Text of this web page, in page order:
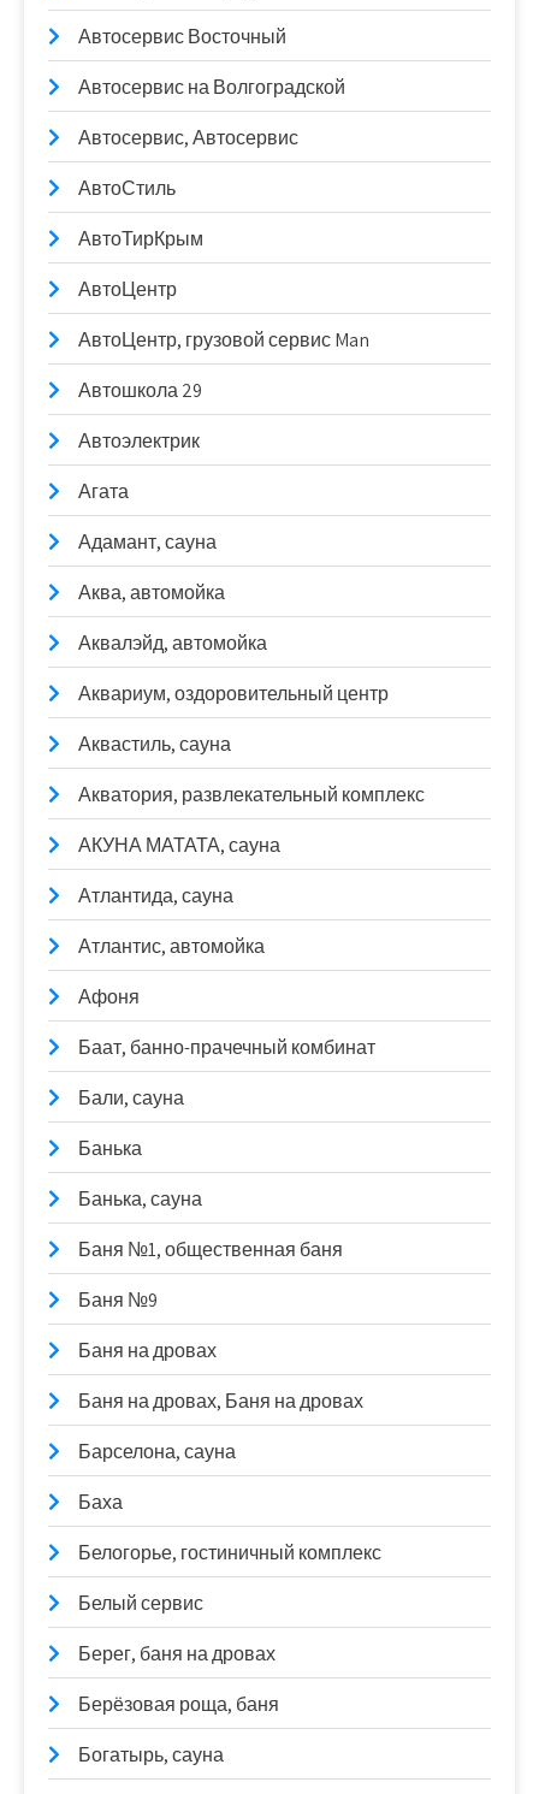
Автосервис Восточный
Автосервис на Волгоградской
Автосервис, Автосервис
АвтоСтиль
АвтоТирКрым
АвтоЦентр
АвтоЦентр, грузовой сервис Man
Автошкола 29
Автоэлектрик
Агата
Адамант, сауна
Аква, автомойка
Аквалэйд, автомойка
Аквариум, оздоровительный центр
Аквастиль, сауна
Акватория, развлекательный комплекс
АКУНА МАТАТА, сауна
Атлантида, сауна
Атлантис, автомойка
Афоня
Баат, банно-прачечный комбинат
Бали, сауна
Банька
Банька, сауна
Баня №1, общественная баня
Баня №9
Баня на дровах
Баня на дровах, Баня на дровах
Барселона, сауна
Баха
Белогорье, гостиничный комплекс
Белый сервис
Берег, баня на дровах
Берёзовая роща, баня
Богатырь, сауна